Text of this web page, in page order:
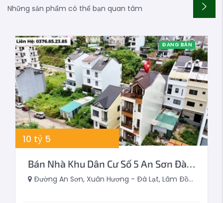
Những sản phẩm có thể bạn quan tâm
ĐANG BÁN
10 tỷ 5
Bán Nhà Khu Dân Cư Số 5 An Sơn Đà Lạt 75m2
Đường An Sơn, Xuân Hương - Đà Lạt, Lâm Đồng, Việt Nam